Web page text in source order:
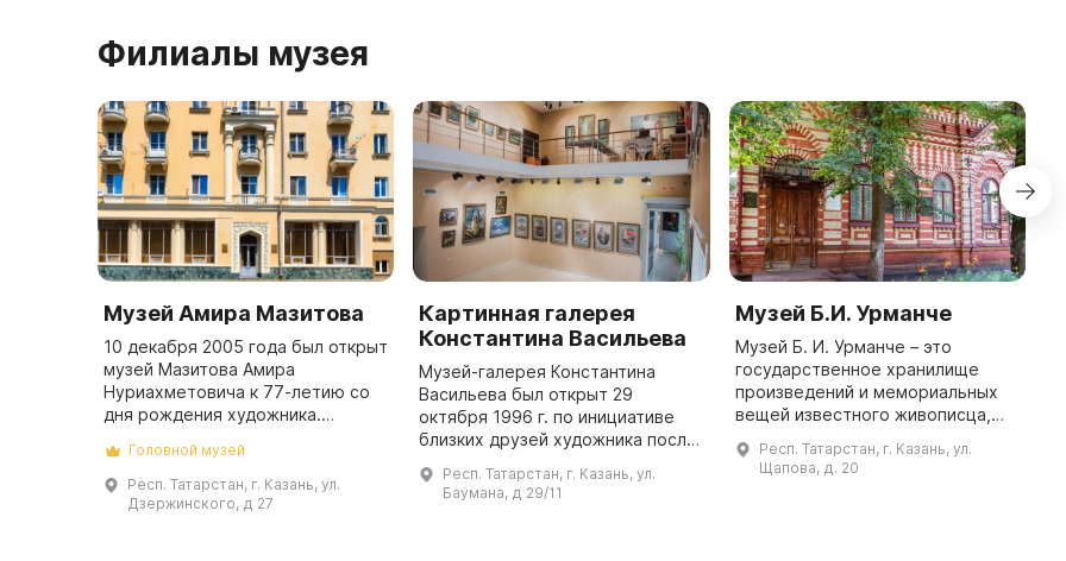
Филиалы музея
Музей Амира Мазитова
10 декабря 2005 года был открыт
музей Мазитова Амира
Нуриахметовича к 77-летию со
дня рождения художника.
мастерская художника, которая
была расширена за счет бывшего
мага ...
Головной музей
Респ. Татарстан, г. Казань, ул.
Дзержинского, д 27
Картинная галерея
Константина Васильева
Музей-галерея Константина
Васильева был открыт 29
октября 1996 г. по инициативе
близких друзей художника после
располагался на ул. Гвардейской,
Респ. Татарстан, г. Казань, ул.
Баумана, д 29/11
Музей Б.И. Урманче
Музей Б. И. Урманче – это
государственное хранилище
произведений и мемориальных
вещей известного живописца,
народного художника РСФСР и
ТАССР Баки Идрисовича Урманче
Респ. Татарстан, г. Казань, ул.
Щапова, д. 20